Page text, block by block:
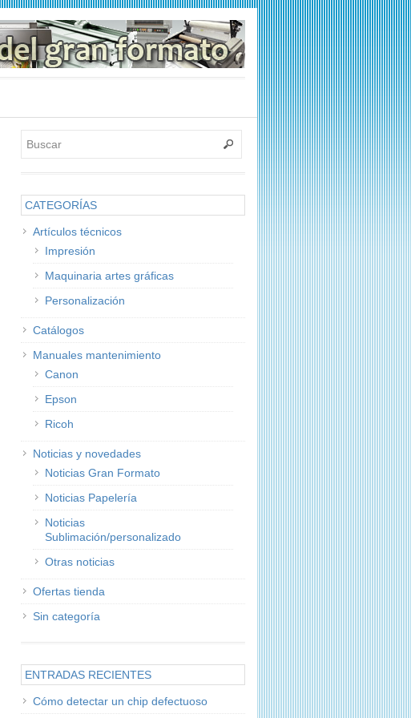
CATEGORÍAS
Artículos técnicos
Impresión
Maquinaria artes gráficas
Personalización
Catálogos
Manuales mantenimiento
Canon
Epson
Ricoh
Noticias y novedades
Noticias Gran Formato
Noticias Papelería
Noticias
Sublimación/personalizado
Otras noticias
Ofertas tienda
Sin categoría
ENTRADAS RECIENTES
Cómo detectar un chip defectuoso